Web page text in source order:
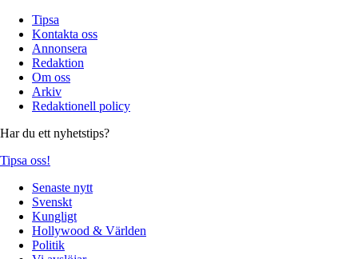
Tipsa
Kontakta oss
Annonsera
Redaktion
Om oss
Arkiv
Redaktionell policy
Har du ett nyhetstips?
Tipsa oss!
Senaste nytt
Svenskt
Kungligt
Hollywood & Världen
Politik